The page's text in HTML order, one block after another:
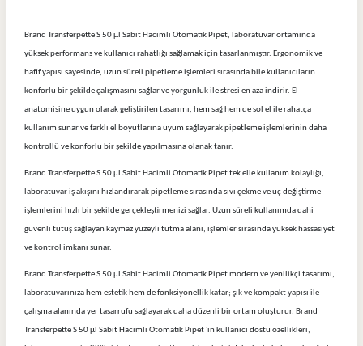
Brand Transferpette S 50 µl Sabit Hacimli Otomatik Pipet, laboratuvar ortamında
yüksek performans ve kullanıcı rahatlığı sağlamak için tasarlanmıştır. Ergonomik ve
hafif yapısı sayesinde, uzun süreli pipetleme işlemleri sırasında bile kullanıcıların
konforlu bir şekilde çalışmasını sağlar ve yorgunluk ile stresi en aza indirir. El
anatomisine uygun olarak geliştirilen tasarımı, hem sağ hem de sol el ile rahatça
kullanım sunar ve farklı el boyutlarına uyum sağlayarak pipetleme işlemlerinin daha
kontrollü ve konforlu bir şekilde yapılmasına olanak tanır.
Brand Transferpette S 50 µl Sabit Hacimli Otomatik Pipet tek elle kullanım kolaylığı,
laboratuvar iş akışını hızlandırarak pipetleme sırasında sıvı çekme ve uç değiştirme
işlemlerini hızlı bir şekilde gerçekleştirmenizi sağlar. Uzun süreli kullanımda dahi
güvenli tutuş sağlayan kaymaz yüzeyli tutma alanı, işlemler sırasında yüksek hassasiyet
ve kontrol imkanı sunar.
Brand Transferpette S 50 µl Sabit Hacimli Otomatik Pipet modern ve yenilikçi tasarımı,
laboratuvarınıza hem estetik hem de fonksiyonellik katar; şık ve kompakt yapısı ile
çalışma alanında yer tasarrufu sağlayarak daha düzenli bir ortam oluşturur. Brand
Transferpette S 50 µl Sabit Hacimli Otomatik Pipet 'in kullanıcı dostu özellikleri,